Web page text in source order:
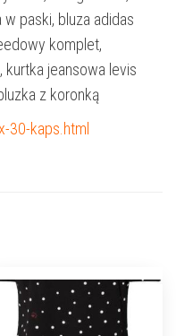
paski, bluza adidas
komplet,
jeansowa levis
z koronką
30-kaps.html